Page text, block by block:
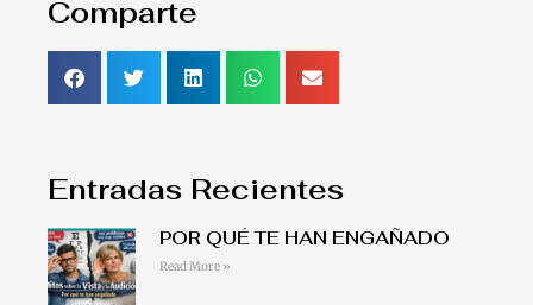
Comparte
Entradas Recientes
POR QUÉ TE HAN ENGAÑADO
Read More »